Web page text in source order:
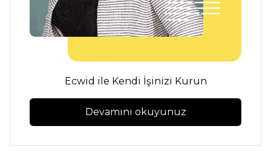
Ecwid ile Kendi İşinizi Kurun
Devamını okuyunuz